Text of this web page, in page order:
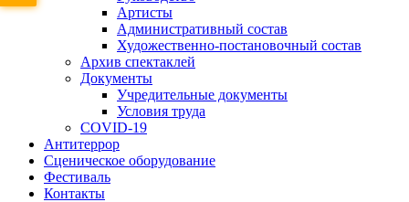
Артисты
Административный состав
Художественно-постановочный состав
Архив спектаклей
Документы
Учредительные документы
Условия труда
COVID-19
Антитеррор
Сценическое оборудование
Фестиваль
Контакты